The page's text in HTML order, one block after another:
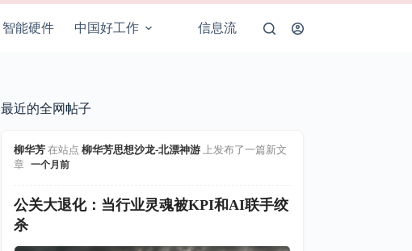
智能硬件 中国好工作 信息流
最近的全网帖子
柳华芳在站点 柳华芳思想沙龙-北漂神游上发布了一篇新文
章
一个月前
公关大退化：当行业灵魂被KPI和AI联手绞
杀